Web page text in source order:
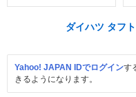
ダイハツ タフ
Yahoo! JAPAN IDでログインす
きるようになります。